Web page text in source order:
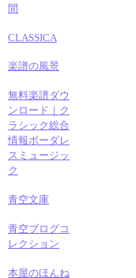
間
CLASSICA
楽譜の風景
無料楽譜ダウ
ンロード｜ク
ラシック総合
情報ボーダレ
スミュージッ
ク
青空文庫
青空ブログコ
レクション
本屋のほんね